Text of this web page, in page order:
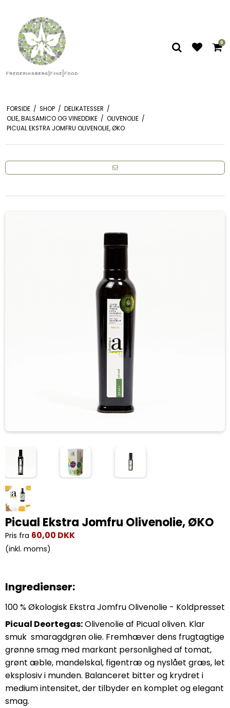
0
FORSIDE / SHOP / DELIKATESSER /
OLIE, BALSAMICO OG VINEDDIKE / OLIVENOLIE /
PICUAL EKSTRA JOMFRU OLIVENOLIE, ØKO
Picual Ekstra Jomfru Olivenolie, ØKO
Pris fra 60,00 DKK
(inkl. moms)
Ingredienser:
100 % Økologisk Ekstra Jomfru Olivenolie - Koldpresset
Picual Deortegas:Olivenolie af Picual oliven. Klar
smuk smaragdgrøn olie. Fremhæver dens frugtagtige
grønne smag med markant personlighed af tomat,
grønt æble, mandelskal, figentræ og nyslået græs, let
eksplosiv i munden. Balanceret bitter og krydret i
medium intensitet, der tilbyder en komplet og elegant
smag.